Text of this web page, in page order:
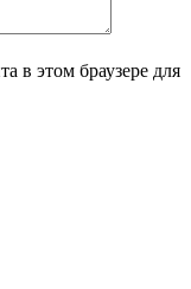
в этом браузере для